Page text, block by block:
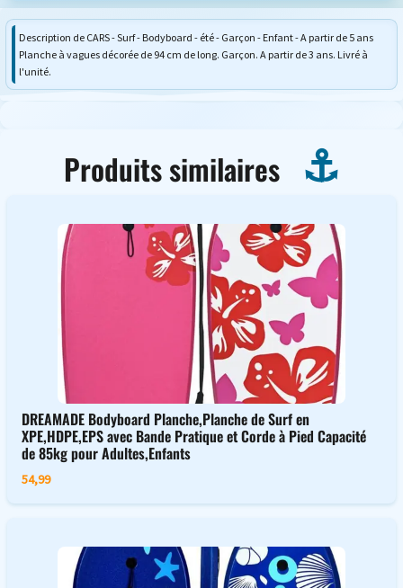
Description de CARS - Surf - Bodyboard - été - Garçon - Enfant - A partir de 5 ans
Planche à vagues décorée de 94 cm de long. Garçon. A partir de 3 ans. Livré à
l'unité.
Produits similaires
DREAMADE Bodyboard Planche,Planche de Surf en
XPE,HDPE,EPS avec Bande Pratique et Corde à Pied Capacité
de 85kg pour Adultes,Enfants
54,99